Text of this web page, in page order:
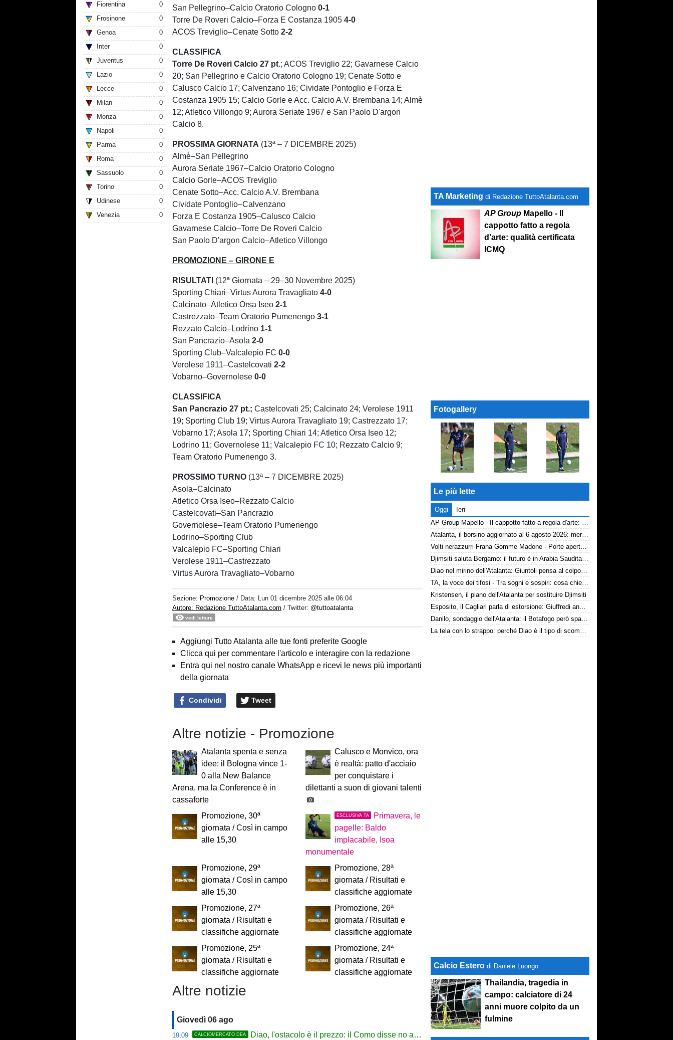
Fiorentina
0
Frosinone
0
Genoa
0
Inter
0
Juventus
0
Lazio
0
Lecce
0
Milan
0
Monza
0
Napoli
0
Parma
0
Roma
0
Sassuolo
0
Torino
0
Udinese
0
Venezia
0
San Pellegrino–Calcio Oratorio Cologno0-1
Torre De Roveri Calcio–Forza E Costanza 19054-0
ACOS Treviglio–Cenate Sotto2-2
CLASSIFICA
Torre De Roveri Calcio 27 pt.; ACOS Treviglio 22; Gavarnese Calcio
20; San Pellegrino e Calcio Oratorio Cologno 19; Cenate Sotto e
Calusco Calcio 17; Calvenzano 16; Cividate Pontoglio e Forza E
Costanza 1905 15; Calcio Gorle e Acc. Calcio A.V. Brembana 14; Almè
12; Atletico Villongo 9; Aurora Seriate 1967 e San Paolo D'argon
Calcio 8.
PROSSIMA GIORNATA (13ª – 7 DICEMBRE 2025)
Almè–San Pellegrino
Aurora Seriate 1967–Calcio Oratorio Cologno
Calcio Gorle–ACOS Treviglio
Cenate Sotto–Acc. Calcio A.V. Brembana
Cividate Pontoglio–Calvenzano
Forza E Costanza 1905–Calusco Calcio
Gavarnese Calcio–Torre De Roveri Calcio
San Paolo D'argon Calcio–Atletico Villongo
PROMOZIONE – GIRONE E
RISULTATI (12ª Giornata – 29–30 Novembre 2025)
Sporting Chiari–Virtus Aurora Travagliato4-0
Calcinato–Atletico Orsa Iseo2-1
Castrezzato–Team Oratorio Pumenengo 3-1
Rezzato Calcio–Lodrino 1-1
San Pancrazio–Asola2-0
Sporting Club–Valcalepio FC0-0
Verolese 1911–Castelcovati2-2
Vobarno–Governolese0-0
CLASSIFICA
San Pancrazio 27 pt.; Castelcovati 25; Calcinato 24; Verolese 1911
19; Sporting Club 19; Virtus Aurora Travagliato 19; Castrezzato 17;
Vobarno 17; Asola 17; Sporting Chiari 14; Atletico Orsa Iseo 12;
Lodrino 11; Governolese 11; Valcalepio FC 10; Rezzato Calcio 9;
Team Oratorio Pumenengo 3.
PROSSIMO TURNO (13ª – 7 DICEMBRE 2025)
Asola–Calcinato
Atletico Orsa Iseo–Rezzato Calcio
Castelcovati–San Pancrazio
Governolese–Team Oratorio Pumenengo
Lodrino–Sporting Club
Valcalepio FC–Sporting Chiari
Verolese 1911–Castrezzato
Virtus Aurora Travagliato–Vobarno
Sezione: Promozione / Data: Lun 01 dicembre 2025 alle 06:04
Autore: Redazione TuttoAtalanta.com / Twitter: @tuttoatalanta
vedi letture
Aggiungi Tutto Atalanta alle tue fonti preferite Google
Clicca qui per commentare l'articolo e interagire con la redazione
Entra qui nel nostro canale WhatsApp e ricevi le news più importanti
della giornata
Condividi Tweet
Altre notizie - Promozione
Atalanta spenta e senza
idee: il Bologna vince 1-
0 alla New Balance
Arena, ma la Conference è in
cassaforte
Calusco e Monvico, ora
è realtà: patto d'acciaio
per conquistare i
dilettanti a suon di giovani talenti
Promozione, 30ª
giornata / Così in campo
alle 15,30
ESCLUSIVA TA
Primavera, le
pagelle: Baldo
implacabile, Isoa
monumentale
Promozione, 29ª
giornata / Così in campo
alle 15,30
Promozione, 28ª
giornata / Risultati e
classifiche aggiornate
Promozione, 27ª
giornata / Risultati e
classifiche aggiornate
Promozione, 26ª
giornata / Risultati e
classifiche aggiornate
Promozione, 25ª
giornata / Risultati e
classifiche aggiornate
Promozione, 24ª
giornata / Risultati e
classifiche aggiornate
Altre notizie
Giovedì 06 ago
19:09 CALCIOMERCATO DEA Diao, l'ostacolo è il prezzo: il Como disse no a 60 milioni
TA Marketing di Redazione TuttoAtalanta.com
AP Group Mapello - Il
cappotto fatto a regola
d'arte: qualità certificata
ICMQ
Fotogallery
Le più lette
Oggi
Ieri
AP Group Mapello - Il cappotto fatto a regola d'arte: qualità certificata ICMQ
Atalanta, il borsino aggiornato al 6 agosto 2026: mercato in entrata ancora in stand-by. Si lavora sulle cessioni
Volti nerazzurri Frana Gomme Madone - Porte aperte alla New Balance Arena: i volti dei tifosi della Dea
Djimsiti saluta Bergamo: il futuro è in Arabia Saudita! Tre milioni e firma biennale
Diao nel mirino dell'Atalanta: Giuntoli pensa al colpo dal Como
TA, la voce dei tifosi - Tra sogni e sospiri: cosa chiedono davvero i tifosi dell'Atalanta
Kristensen, il piano dell'Atalanta per sostituire Djimsiti
Esposito, il Cagliari parla di estorsione: Giuffredi annuncia denuncia
Danilo, sondaggio dell'Atalanta: il Botafogo però spara alto
La tela con lo strappo: perché Diao è il tipo di scommessa che Giuntoli ama
Calcio Estero di Daniele Luongo
Thailandia, tragedia in
campo: calciatore di 24
anni muore colpito da un
fulmine